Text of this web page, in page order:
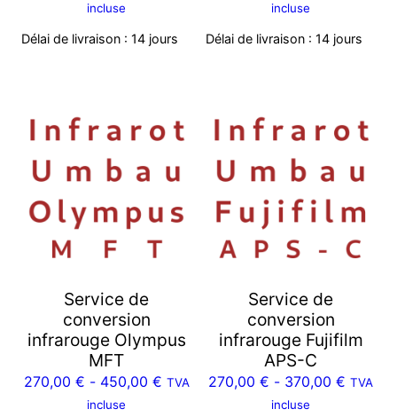
incluse
Délai de livraison : 14 jours
incluse
Délai de livraison : 14 jours
Service de
conversion
infrarouge Olympus
MFT
270,00 € - 450,00 € TVA
incluse
Service de
conversion
infrarouge Fujifilm
APS-C
270,00 € - 370,00 € TVA
incluse